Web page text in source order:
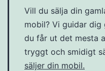
Vill du sälja din
mobil? Vi guidar dig
du får ut det mesta
tryggt och smidigt
säljer din mobil.